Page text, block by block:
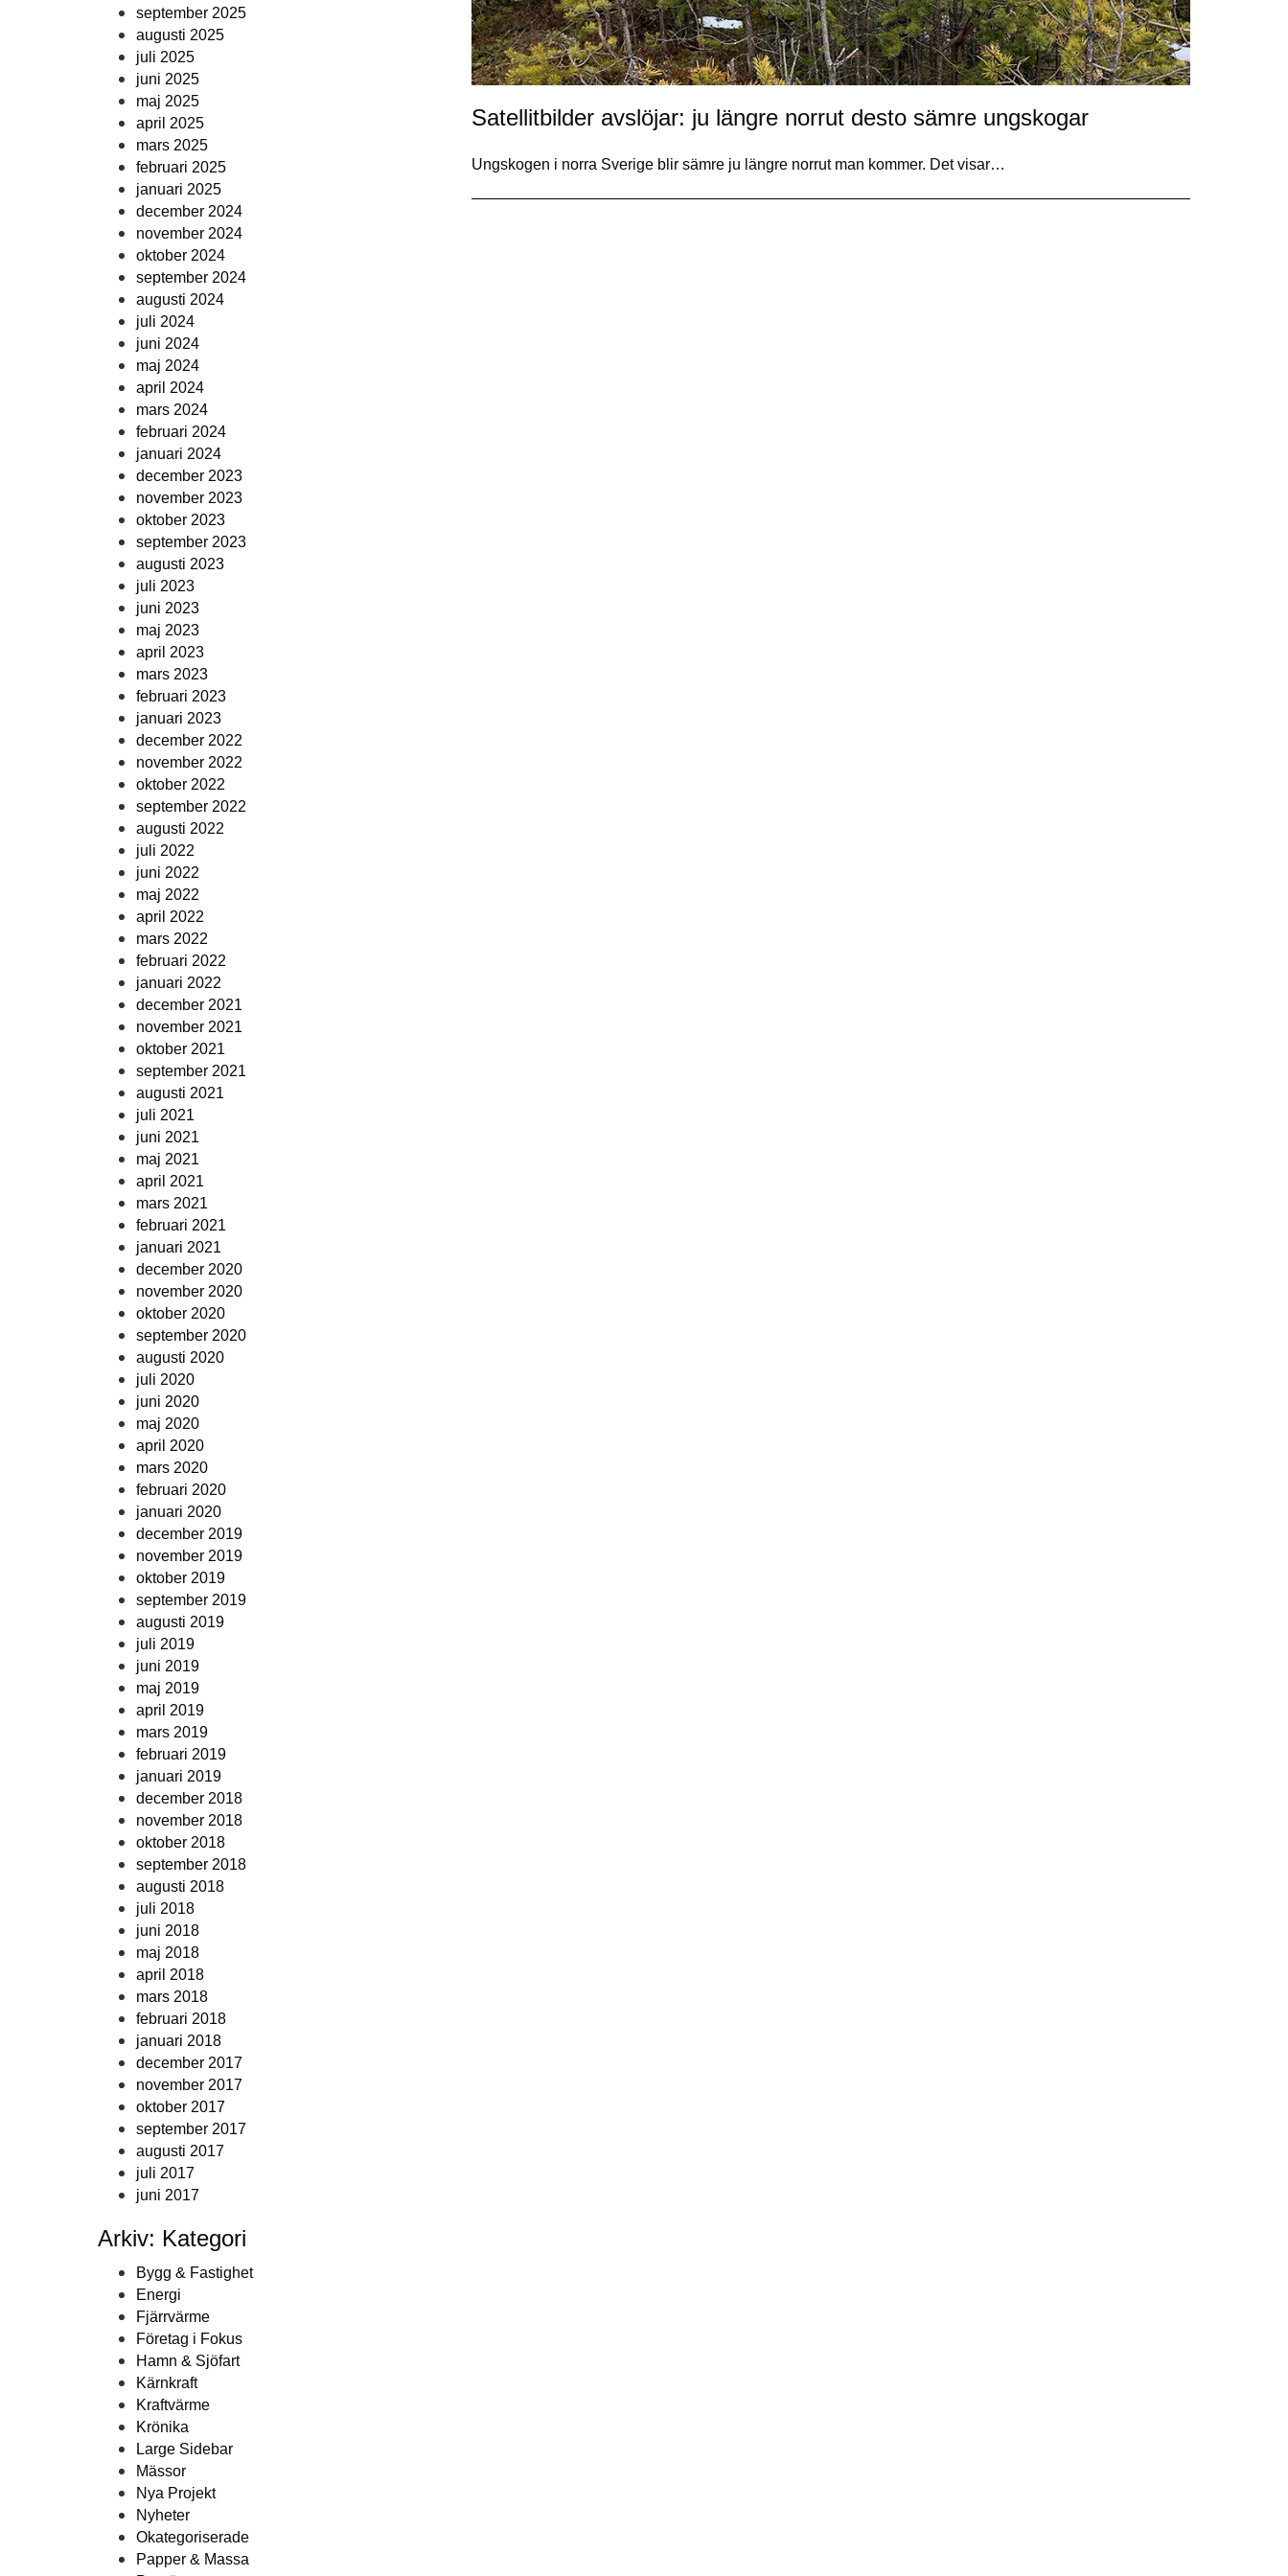
september 2025
augusti 2025
juli 2025
juni 2025
maj 2025
april 2025
mars 2025
februari 2025
januari 2025
december 2024
november 2024
oktober 2024
september 2024
augusti 2024
juli 2024
juni 2024
maj 2024
april 2024
mars 2024
februari 2024
januari 2024
december 2023
november 2023
oktober 2023
september 2023
augusti 2023
juli 2023
juni 2023
maj 2023
april 2023
mars 2023
februari 2023
januari 2023
december 2022
november 2022
oktober 2022
september 2022
augusti 2022
juli 2022
juni 2022
maj 2022
april 2022
mars 2022
februari 2022
januari 2022
december 2021
november 2021
oktober 2021
september 2021
augusti 2021
juli 2021
juni 2021
maj 2021
april 2021
mars 2021
februari 2021
januari 2021
december 2020
november 2020
oktober 2020
september 2020
augusti 2020
juli 2020
juni 2020
maj 2020
april 2020
mars 2020
februari 2020
januari 2020
december 2019
november 2019
oktober 2019
september 2019
augusti 2019
juli 2019
juni 2019
maj 2019
april 2019
mars 2019
februari 2019
januari 2019
december 2018
november 2018
oktober 2018
september 2018
augusti 2018
juli 2018
juni 2018
maj 2018
april 2018
mars 2018
februari 2018
januari 2018
december 2017
november 2017
oktober 2017
september 2017
augusti 2017
juli 2017
juni 2017
Arkiv: Kategori
Bygg & Fastighet
Energi
Fjärrvärme
Företag i Fokus
Hamn & Sjöfart
Kärnkraft
Kraftvärme
Krönika
Large Sidebar
Mässor
Nya Projekt
Nyheter
Okategoriserade
Papper & Massa
Satellitbilder avslöjar: ju längre norrut desto sämre ungskogar
Ungskogen i norra Sverige blir sämre ju längre norrut man kommer. Det visar…